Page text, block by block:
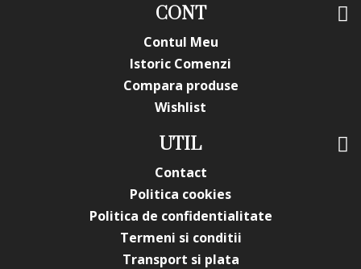
CONT
Contul Meu
Istoric Comenzi
Compara produse
Wishlist
UTIL
Contact
Politica cookies
Politica de confidentialitate
Termeni si conditii
Transport si plata